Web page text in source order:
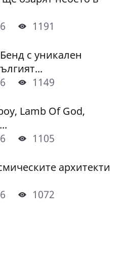
1191
с уникален
1149
Lamb Of God,
1105
архитекти
1072